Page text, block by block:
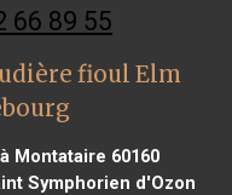
66 89 55
fioul Elm
Montataire 60160
Symphorien d'Ozon